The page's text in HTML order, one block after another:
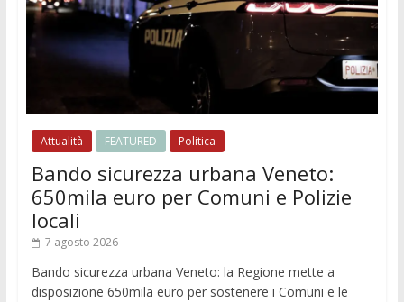
Attualità FEATURED Politica
Bando sicurezza urbana Veneto:
650mila euro per Comuni e Polizie
locali
7 agosto 2026
Bando sicurezza urbana Veneto: la Regione mette a
disposizione 650mila euro per sostenere i Comuni e le